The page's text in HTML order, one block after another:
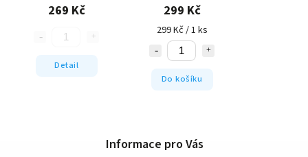
269 Kč
Detail
299 Kč
299 Kč / 1 ks
Do košíku
Informace pro Vás